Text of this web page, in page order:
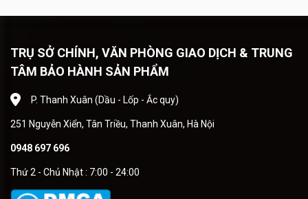
TRỤ SỞ CHÍNH, VĂN PHÒNG GIAO DỊCH & TRUNG
TÂM BẢO HÀNH SẢN PHẨM
P. Thanh Xuân (Dầu - Lốp - Ắc quy)
251 Nguyễn Xiển, Tân Triều, Thanh Xuân, Hà Nội
0948 697 696
Thứ 2 - Chủ Nhật : 7:00 - 24:00